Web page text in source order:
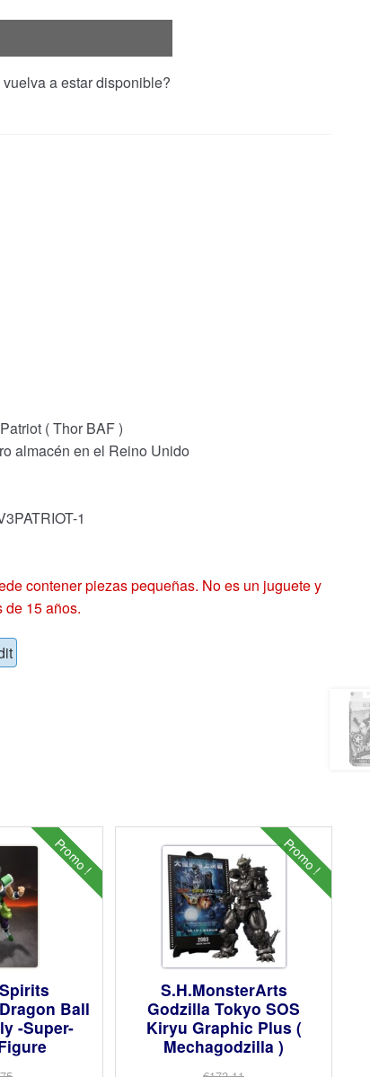
a estar disponible?
( Thor BAF )
almacén en el Reino Unido
1
contener piezas pequeñas. No es un juguete y
de 15 años.
Promo !
Ball
-Super-
Promo !
S.H.MonsterArts
Godzilla Tokyo SOS
Kiryu Graphic Plus (
Mechagodzilla )